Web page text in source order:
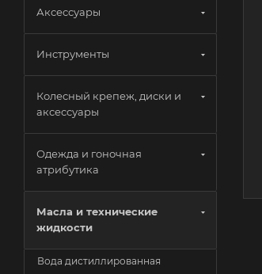
Аксессуары
Инструменты
Колесный крепеж, диски и
аксессуары
Одежда и гоночная
атрибутика
Масла и технические
жидкости
Вода дистиллированная